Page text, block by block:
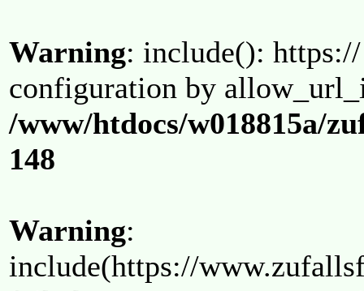
Warning: include():
configuration by
/www/htdocs/w018815a/
148
Warning:
include(https://